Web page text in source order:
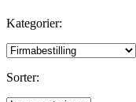
Kategorier:
Sorter: